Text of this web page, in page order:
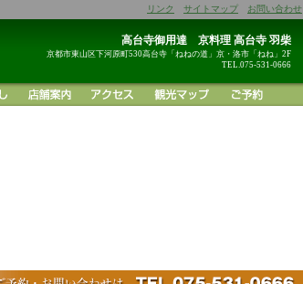
リンク サイトマップ お問い合わせ
高台寺御用達 京料理 高台寺 羽柴
京都市東山区下河原町530高台寺「ねねの道」京・洛市「ねね」2F
TEL.075-531-0666